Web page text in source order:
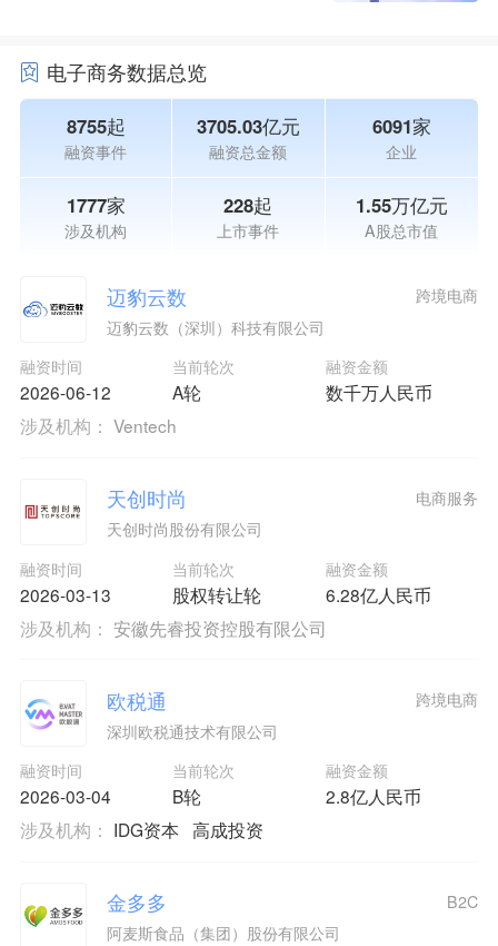
电子商务数据总览
8755起
融资事件
3705.03亿元
融资总金额
6091家
企业
1777家
涉及机构
228起
上市事件
1.55万亿元
A股总市值
迈豹云数
迈豹云数（深圳）科技有限公司
融资时间
2026-06-12
当前轮次
A轮
融资金额
数千万人民币
跨境电商
涉及机构： Ventech
天创时尚
天创时尚股份有限公司
融资时间
2026-03-13
当前轮次
股权转让轮
融资金额
6.28亿人民币
电商服务
涉及机构： 安徽先睿投资控股有限公司
欧税通
深圳欧税通技术有限公司
融资时间
2026-03-04
当前轮次
B轮
融资金额
2.8亿人民币
跨境电商
涉及机构： IDG资本 高成投资
金多多
阿麦斯食品（集团）股份有限公司
B2C